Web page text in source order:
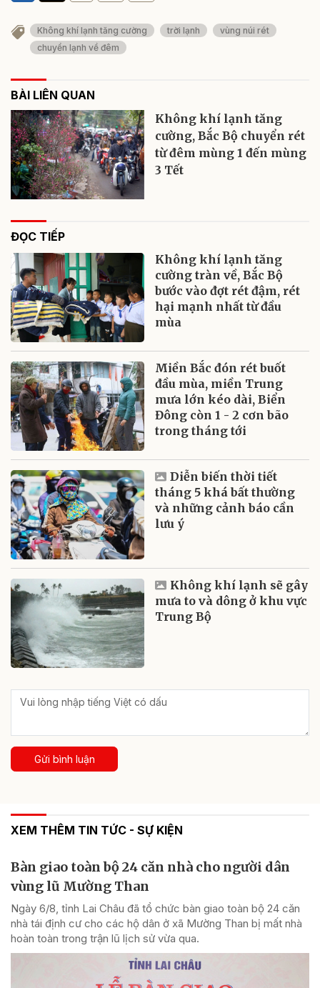
Không khí lạnh tăng cường trời lạnh
vùng núi rét
chuyển lạnh về đêm
BÀI LIÊN QUAN
Không khí lạnh tăng
cường, Bắc Bộ chuyển rét
từ đêm mùng 1 đến mùng
3 Tết
ĐỌC TIẾP
Không khí lạnh tăng
cường tràn về, Bắc Bộ
bước vào đợt rét đậm, rét
hại mạnh nhất từ đầu
mùa
Miền Bắc đón rét buốt
đầu mùa, miền Trung
mưa lớn kéo dài, Biển
Đông còn 1 - 2 cơn bão
trong tháng tới
Diễn biến thời tiết
tháng 5 khá bất thường
và những cảnh báo cần
lưu ý
Không khí lạnh sẽ gây
mưa to và dông ở khu vực
Trung Bộ
Gửi bình luận
XEM THÊM TIN TỨC - SỰ KIỆN
Bàn giao toàn bộ 24 căn nhà cho người dân
vùng lũ Mường Than
Ngày 6/8, tỉnh Lai Châu đã tổ chức bàn giao toàn bộ 24 căn
nhà tái định cư cho các hộ dân ở xã Mường Than bị mất nhà
hoàn toàn trong trận lũ lịch sử vừa qua.